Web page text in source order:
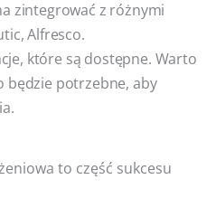
zintegrować z różnymi
Alfresco.
które są dostępne. Warto
będzie potrzebne, aby
to część sukcesu